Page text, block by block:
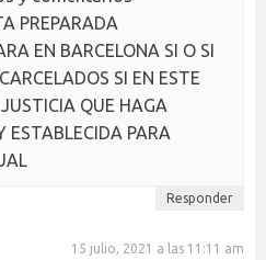
PREPARADA
EN BARCELONA SI O SI
SI EN ESTE
QUE HAGA
ESTABLECIDA PARA
Responder
15 julio, 2021 a las 11:11 am